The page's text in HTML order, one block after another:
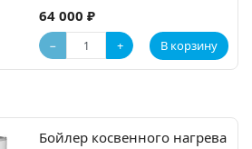
64 000 ₽
− + В корзину
Бойлер косвенного нагрева